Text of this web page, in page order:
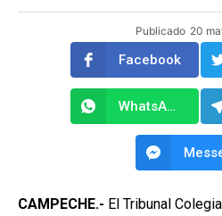
Publicado 20
Facebook
WhatsApp
CAMPECHE.- El Tribunal